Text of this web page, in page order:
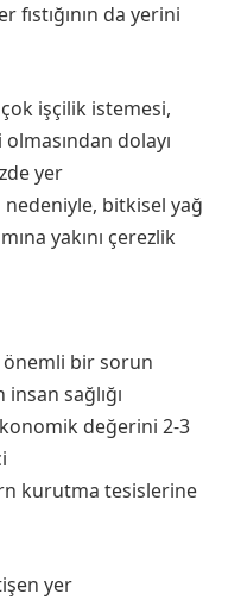
da yerini
çok işçilik istemesi,
dolayı
yer
nedeniyle, bitkisel yağ
yakını çerezlik
bir sorun
sağlığı
değerini 2-3
kurutma tesislerine
yer